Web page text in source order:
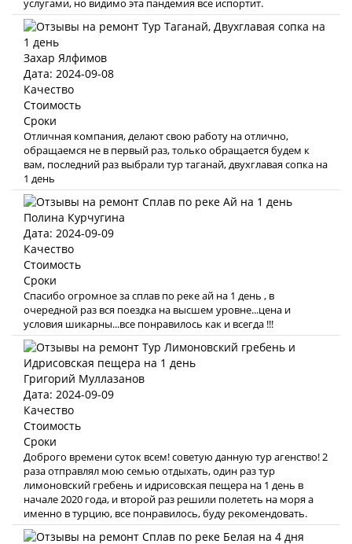
услугами, но видимо эта пандемия все испортит.
Захар Ялфимов
Дата: 2024-09-08
Качество
Стоимость
Сроки
Отличная компания, делают свою работу на отлично,
обращаемся не в первый раз, только обращается будем к
вам, последний раз выбрали тур таганай, двухглавая сопка на
1 день
Полина Курчугина
Дата: 2024-09-09
Качество
Стоимость
Сроки
Спасибо огромное за сплав по реке ай на 1 день , в
очередной раз вся поездка на высшем уровне...цена и
условия шикарны...все понравилось как и всегда !!!
Григорий Муллазанов
Дата: 2024-09-09
Качество
Стоимость
Сроки
Доброго времени суток всем! советую данную тур агенство! 2
раза отправлял мою семью отдыхать, один раз тур
лимоновский гребень и идрисовская пещера на 1 день в
начале 2020 года, и второй раз решили полететь на моря а
именно в турцию, все понравилось, буду рекомендовать.